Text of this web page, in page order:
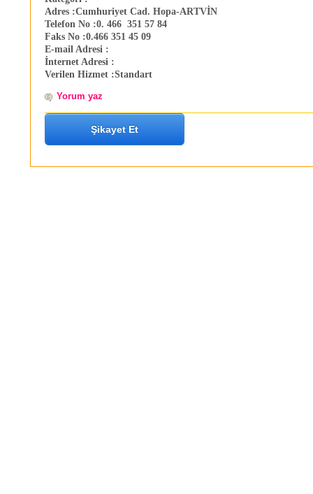
Adres :Cumhuriyet Cad. Hopa-ARTVİN
Telefon No :0. 466 351 57 84
Faks No :0.466 351 45 09
E-mail Adresi :
İnternet Adresi :
Verilen Hizmet :Standart
Yorum yaz
Şikayet Et